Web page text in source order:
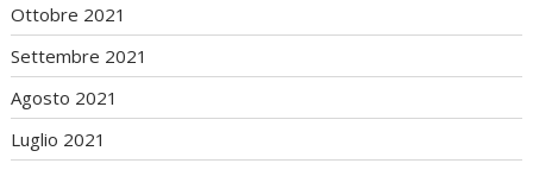
Ottobre 2021
Settembre 2021
Agosto 2021
Luglio 2021